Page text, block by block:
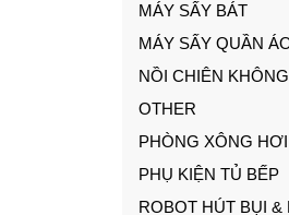
MÁY SẤY BÁT
MÁY SẤY QUẦN
NỒI CHIÊN
OTHER
PHÒNG XÔNG HƠI
PHỤ KIỆN TỦ BẾP
ROBOT HÚT BỤI &